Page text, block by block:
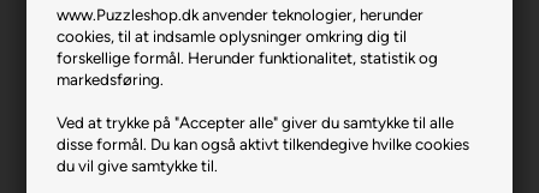
www.Puzzleshop.dk anvender teknologier, herunder
cookies, til at indsamle oplysninger omkring dig til
forskellige formål. Herunder funktionalitet, statistik og
markedsføring.
Ved at trykke på "Accepter alle" giver du samtykke til alle
disse formål. Du kan også aktivt tilkendegive hvilke cookies
du vil give samtykke til.
Rainbow Marble.
Producent
Enjoy
Antal brikker